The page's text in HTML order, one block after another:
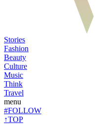
Stories
Fashion
Beauty
Culture
Music
Think
Travel
menu
#FOLLOW
↑TOP